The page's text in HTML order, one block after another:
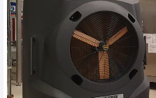
BLOG
CONTACT
AUTENTIFICARE